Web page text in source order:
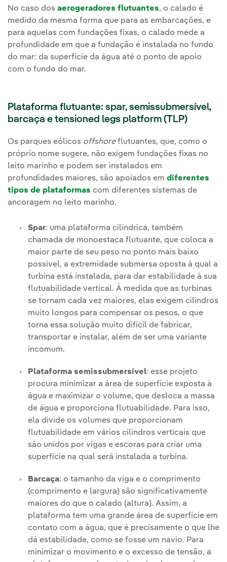
No caso dos aerogeradores flutuantes, o calado é
medido da mesma forma que para as embarcações, e
para aquelas com fundações fixas, o calado mede a
profundidade em que a fundação é instalada no fundo
do mar: da superfície da água até o ponto de apoio
com o fundo do mar.
Plataforma flutuante: spar, semissubmersível,
barcaça e tensioned legs platform (TLP)
Os parques eólicos offshoreflutuantes, que, como o
próprio nome sugere, não exigem fundações fixas no
leito marinho e podem ser instalados em
profundidades maiores, são apoiados em diferentes
tipos de plataformas com diferentes sistemas de
ancoragem no leito marinho.
Spar: uma plataforma cilíndrica, também
chamada de monoestaca flutuante, que coloca a
maior parte de seu peso no ponto mais baixo
possível, a extremidade submersa oposta à qual a
turbina está instalada, para dar estabilidade à sua
flutuabilidade vertical. À medida que as turbinas
se tornam cada vez maiores, elas exigem cilindros
muito longos para compensar os pesos, o que
torna essa solução muito difícil de fabricar,
transportar e instalar, além de ser uma variante
incomum.
Plataforma semissubmersível: esse projeto
procura minimizar a área de superfície exposta à
água e maximizar o volume, que desloca a massa
de água e proporciona flutuabilidade. Para isso,
ela divide os volumes que proporcionam
flutuabilidade em vários cilindros verticais que
são unidos por vigas e escoras para criar uma
superfície na qual será instalada a turbina.
Barcaça: o tamanho da viga e o comprimento
(comprimento e largura) são significativamente
maiores do que o calado (altura). Assim, a
plataforma tem uma grande área de superfície em
contato com a água, que é precisamente o que lhe
dá estabilidade, como se fosse um navio. Para
minimizar o movimento e o excesso de tensão, a